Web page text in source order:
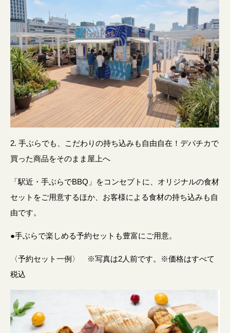
2. 手ぶらでも、こだわりの持ち込みも自由自在！デパチカで
買った商品をそのまま屋上へ
「駅近・手ぶらでBBQ」をコンセプトに、オリジナルの食材
セットをご用意するほか、お客様による食材の持ち込みも自
由です。
●手ぶらで楽しめる予約セットも豊富にご用意。
〈予約セット一例〉 ※写真は2人前です。※価格はすべて
税込